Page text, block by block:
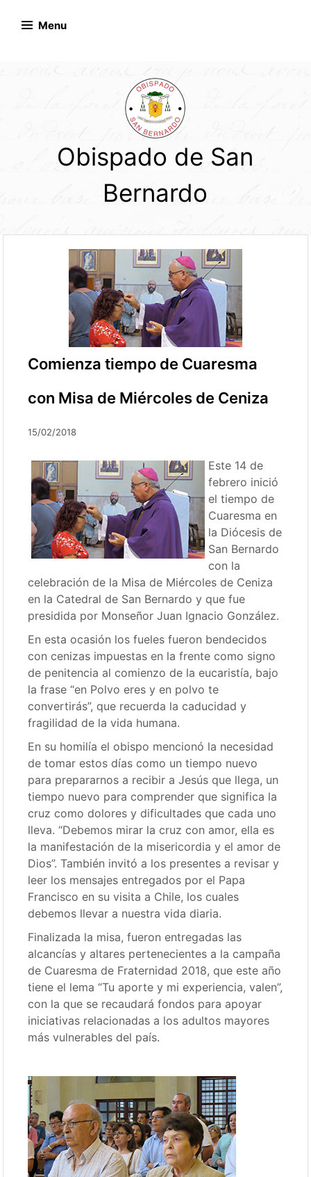
Menu
Obispado de San
Bernardo
Comienza tiempo de Cuaresma
con Misa de Miércoles de Ceniza
15/02/2018
Este 14 de
febrero inició
el tiempo de
Cuaresma en
la Diócesis de
San Bernardo
con la
celebración de la Misa de Miércoles de Ceniza
en la Catedral de San Bernardo y que fue
presidida por Monseñor Juan Ignacio González.
En esta ocasión los fueles fueron bendecidos
con cenizas impuestas en la frente como signo
de penitencia al comienzo de la eucaristía, bajo
la frase “en Polvo eres y en polvo te
convertirás”, que recuerda la caducidad y
fragilidad de la vida humana.
En su homilía el obispo mencionó la necesidad
de tomar estos días como un tiempo nuevo
para prepararnos a recibir a Jesús que llega, un
tiempo nuevo para comprender que significa la
cruz como dolores y dificultades que cada uno
lleva. “Debemos mirar la cruz con amor, ella es
la manifestación de la misericordia y el amor de
Dios”. También invitó a los presentes a revisar y
leer los mensajes entregados por el Papa
Francisco en su visita a Chile, los cuales
debemos llevar a nuestra vida diaria.
Finalizada la misa, fueron entregadas las
alcancías y altares pertenecientes a la campaña
de Cuaresma de Fraternidad 2018, que este año
tiene el lema “Tu aporte y mi experiencia, valen”,
con la que se recaudará fondos para apoyar
iniciativas relacionadas a los adultos mayores
más vulnerables del país.